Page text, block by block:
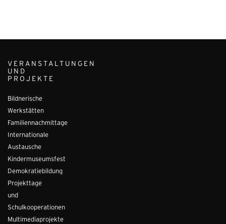
VERANSTALTUNGEN
UND
PROJEKTE
Bildnerische
Werkstätten
Familiennachmittage
Internationale
Austausche
Kindermuseumsfest
Demokratiebildung
Projekttage
und
Schulkooperationen
Multimediaprojekte